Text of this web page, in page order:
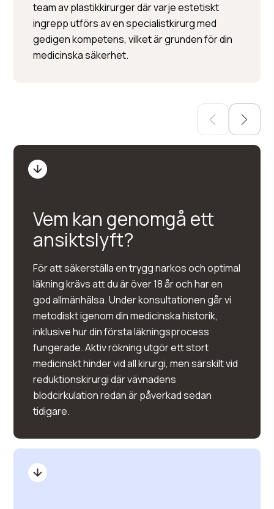
team av plastikkirurger där varje estetiskt
ingrepp utförs av en specialistkirurg med
gedigen kompetens, vilket är grunden för din
medicinska säkerhet.
Plastikkirurgi »
Injektionsbehandlingar »
Hudbehandlingar
Vem kan genomgå ett
ansiktslyft?
För att säkerställa en trygg narkos och optimal
läkning krävs att du är över 18 år och har en
god allmänhälsa. Under konsultationen går vi
metodiskt igenom din medicinska historik,
inklusive hur din första läkningsprocess
fungerade. Aktiv rökning utgör ett stort
medicinskt hinder vid all kirurgi, men särskilt vid
reduktionskirurgi där vävnadens
blodcirkulation redan är påverkad sedan
tidigare.